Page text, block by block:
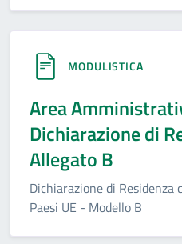
MODULISTICA
Area
Dichiarazione di
Allegato B
Dichiarazione di
Paesi UE - Modello B